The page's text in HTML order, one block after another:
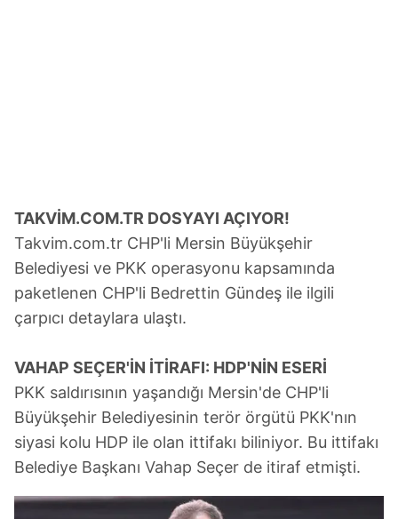
TAKVİM.COM.TR DOSYAYI AÇIYOR!
Takvim.com.tr CHP'li Mersin Büyükşehir
Belediyesi ve PKK operasyonu kapsamında
paketlenen CHP'li Bedrettin Gündeş ile ilgili
çarpıcı detaylara ulaştı.
VAHAP SEÇER'İN İTİRAFI: HDP'NİN ESERİ
PKK saldırısının yaşandığı Mersin'de CHP'li
Büyükşehir Belediyesinin terör örgütü PKK'nın
siyasi kolu HDP ile olan ittifakı biliniyor. Bu ittifakı
Belediye Başkanı Vahap Seçer de itiraf etmişti.